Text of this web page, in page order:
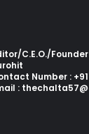
C.E.O./
Number :
: